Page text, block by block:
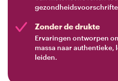
Zonder de drukte
Ervaringen ontworpen
massa naar authentieke,
leiden.